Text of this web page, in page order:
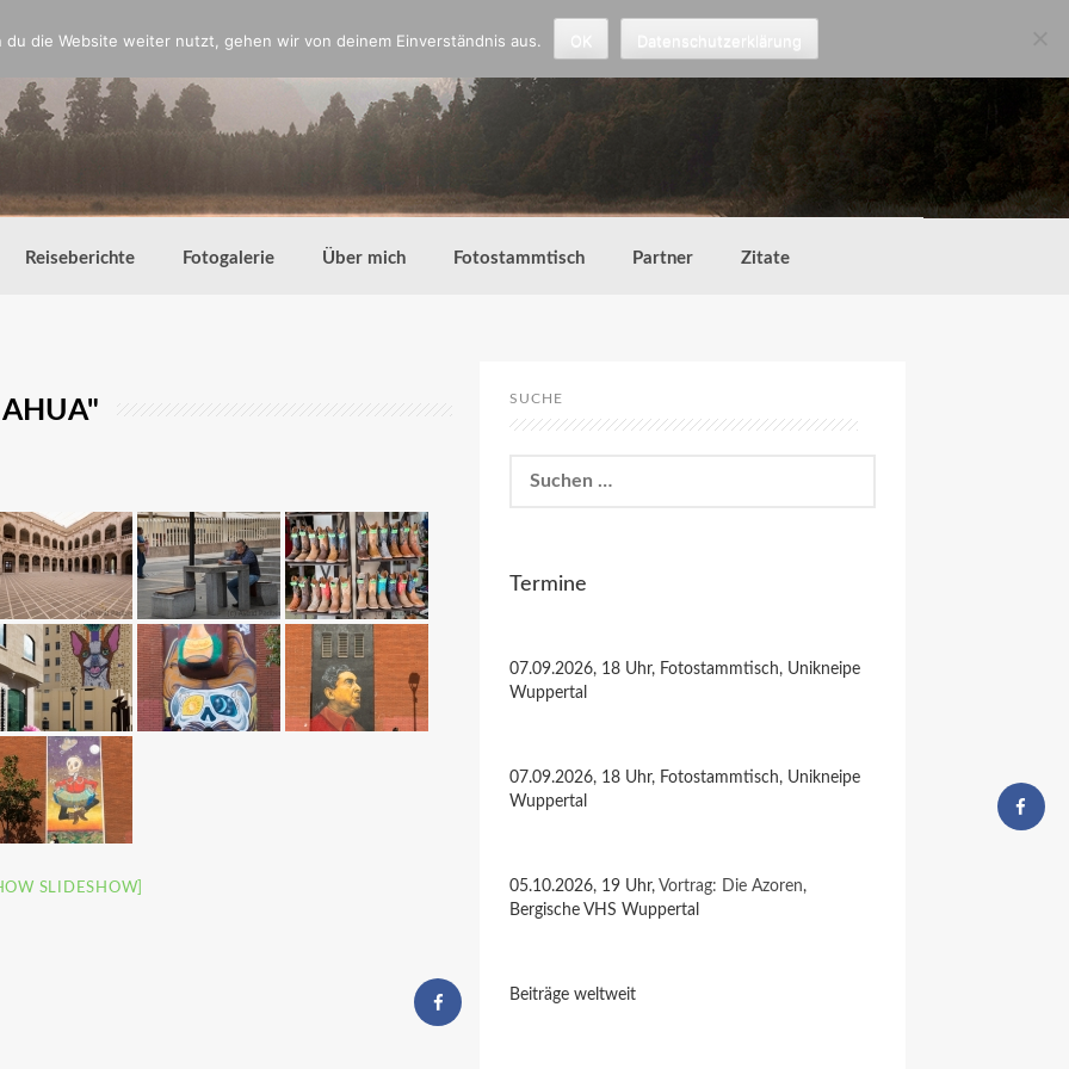
Reiseberichte Fotogalerie Über mich Fotostammtisch Partner Zitate
SLIDESHOW]
SUCHE
nach:
Termine
07.09.2026, 18 Uhr, Fotostammtisch, Unikneipe
Wuppertal
07.09.2026, 18 Uhr, Fotostammtisch, Unikneipe
Wuppertal
05.10.2026, 19 Uhr, Vortrag: Die Azoren,
Bergische VHS Wuppertal
Beiträge weltweit
die Website weiter nutzt, gehen wir von deinem Einverständnis aus.